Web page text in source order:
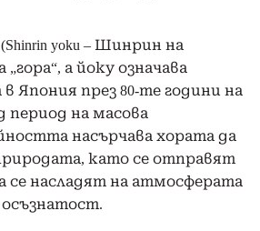
yoku – Шинрин на
„гора“, а йоку означава
в Япония през 80-те години на
период на масова
насърчава хората да
като се отправят
се насладят на атмосферата